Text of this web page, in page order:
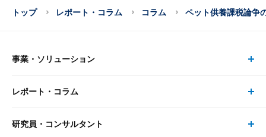
トップ レポート・コラム コラム ペット供養課税論争
事業・ソリューション
事業・ソリューション トップ
リサーチ
レポート・コラム
レポート・コラム トップ
研究員・コンサルタント